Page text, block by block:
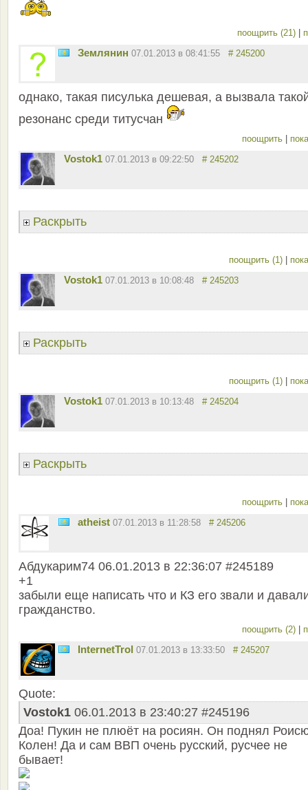
поощрить (21) |
Землянин 07.01.2013 в 08:41:55 # 245200
однако, такая писулька дешевая, а вызвала
резонанс среди титусчан
поощрить |
Vostok1 07.01.2013 в 09:22:50 # 245202
Раскрыть
поощрить (1) |
Vostok1 07.01.2013 в 10:08:48 # 245203
Раскрыть
поощрить (1) |
Vostok1 07.01.2013 в 10:13:48 # 245204
Раскрыть
поощрить |
atheist 07.01.2013 в 11:28:58 # 245206
Абдукарим74 06.01.2013 в 22:36:07 #245189
+1
забыли еще написать что и КЗ его звали и
гражданство.
поощрить (2) |
InternetTrol 07.01.2013 в 13:33:50 # 245207
Quote:
Vostok1 06.01.2013 в 23:40:27 #245196
Доа! Пукин не плюёт на росиян. Он поднял
Колен! Да и сам ВВП очень русский, русчее не
бывает!